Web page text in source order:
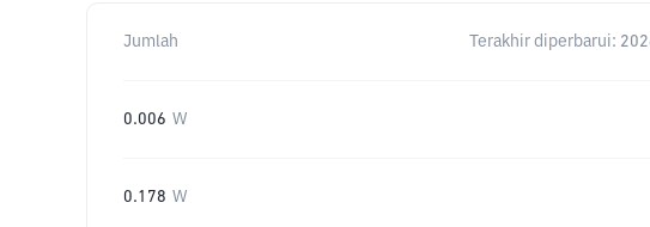
Jumlah Terakhir diperbarui:
0.006 W
0.178 W